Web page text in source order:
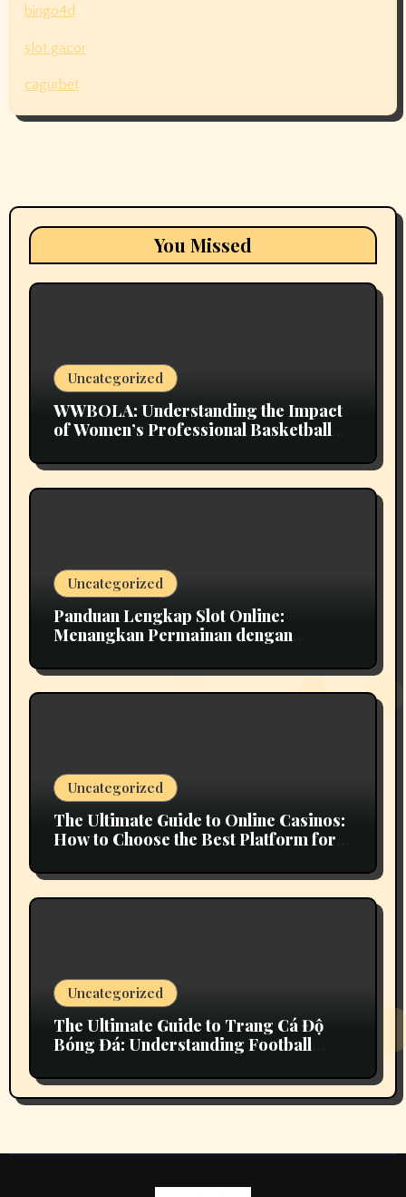
bingo4d
slot gacor
cagurbet
You Missed
Uncategorized
WWBOLA: Understanding the Impact
of Women’s Professional Basketball
Uncategorized
Panduan Lengkap Slot Online:
Menangkan Permainan dengan
Uncategorized
The Ultimate Guide to Online Casinos:
How to Choose the Best Platform for
Uncategorized
The Ultimate Guide to Trang Cá Độ
Bóng Đá: Understanding Football